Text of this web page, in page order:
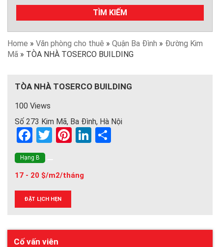
TÌM KIẾM
Home » Văn phòng cho thuê » Quận Ba Đình » Đường Kim
Mã » TÒA NHÀ TOSERCO BUILDING
TÒA NHÀ TOSERCO BUILDING
100 Views
Số 273 Kim Mã, Ba Đình, Hà Nội
F
a
ce
b
o
o
k
T
er
Pi
es
Li
Hạng B
17 - 20 $/m2/tháng
ĐẶT LỊCH HẸN
Cố vấn viên